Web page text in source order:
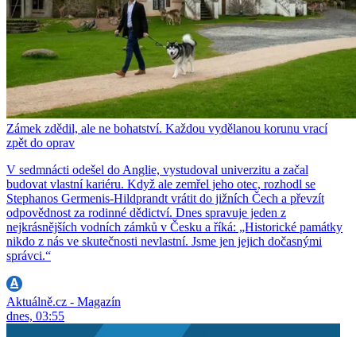
Zámek zdědil, ale ne bohatství. Každou vydělanou korunu vrací
zpět do oprav
V sedmnácti odešel do Anglie, vystudoval univerzitu a začal
budovat vlastní kariéru. Když ale zemřel jeho otec, rozhodl se
Stephanos Germenis-Hildprandt vrátit do jižních Čech a převzít
odpovědnost za rodinné dědictví. Dnes spravuje jeden z
nejkrásnějších vodních zámků v Česku a říká: „Historické památky
nikdo z nás ve skutečnosti nevlastní. Jsme jen jejich dočasnými
správci.“
Aktuálně.cz - Magazín
dnes, 03:55